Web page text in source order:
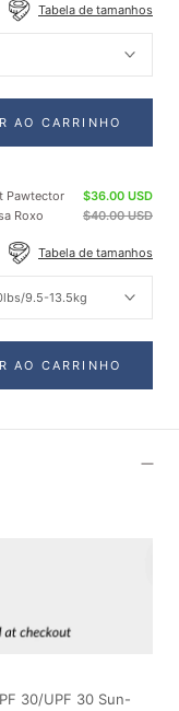
Tabela de tamanhos
AO CARRINHO
Pawtector
Roxo
$36.00 USD
$40.00 USD
Tabela de tamanhos
9.5-13.5kg
AO CARRINHO
30/UPF 30 Sun-